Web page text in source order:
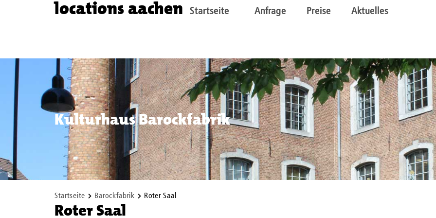
locations aachen Startseite Anfrage Preise Aktuelles
Kulturhaus Barockfabrik
Startseite Barockfabrik Roter Saal
Roter Saal